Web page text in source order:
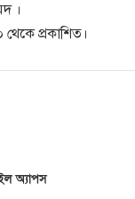
মন্ত্রী-
গণধোলাইয়ের
।
প্রকাশিত।
অ্যাপস